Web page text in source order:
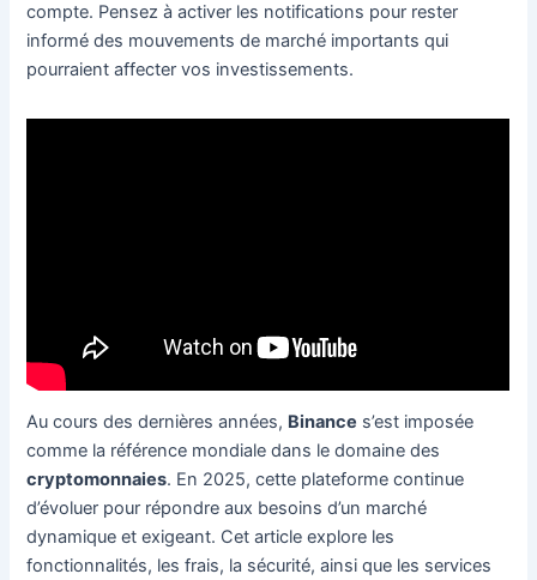
compte. Pensez à activer les notifications pour rester
informé des mouvements de marché importants qui
pourraient affecter vos investissements.
Au cours des dernières années, Binance s’est imposée
comme la référence mondiale dans le domaine des
cryptomonnaies. En 2025, cette plateforme continue
d’évoluer pour répondre aux besoins d’un marché
dynamique et exigeant. Cet article explore les
fonctionnalités, les frais, la sécurité, ainsi que les services